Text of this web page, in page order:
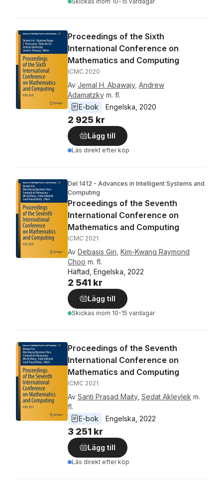
Proceedings of the Sixth
International Conference on
Mathematics and Computing
ICMC 2020
Av Jemal H. Abawajy, Andrew
Adamatzky m. fl.
E-bok
Engelska 2020
2 925 kr
Lägg till
Läs direkt efter köp
Del 1412 - Advances in Intelligent Systems and
Computing
Proceedings of the Seventh
International Conference on
Mathematics and Computing
ICMC 2021
Av Debasis Giri Kim-Kwang Raymond
Choo m. fl.
Häftad, Engelska, 2022
2 541 kr
Lägg till
Skickas inom 10-15 vardagar
Proceedings of the Seventh
International Conference on
Mathematics and Computing
ICMC 2021
Av Santi Prasad Maity, Sedat Akleylek m.
fl.
E-bok
Engelska 2022
3 251 kr
Lägg till
Läs direkt efter köp